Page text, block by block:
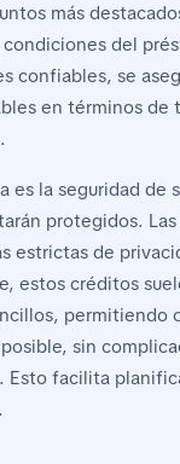
más
del
confiables, se
en términos de
es la seguridad de
protegidos.
estrictas de
estos créditos
permitiendo
sin
Esto facilita